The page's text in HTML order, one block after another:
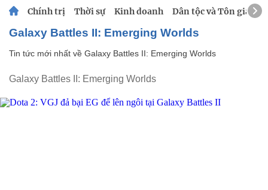
Chính trị Thời sự Kinh doanh Dân tộc và Tôn giáo
Galaxy Battles II: Emerging Worlds
Tin tức mới nhất về Galaxy Battles II: Emerging Worlds
Galaxy Battles II: Emerging Worlds